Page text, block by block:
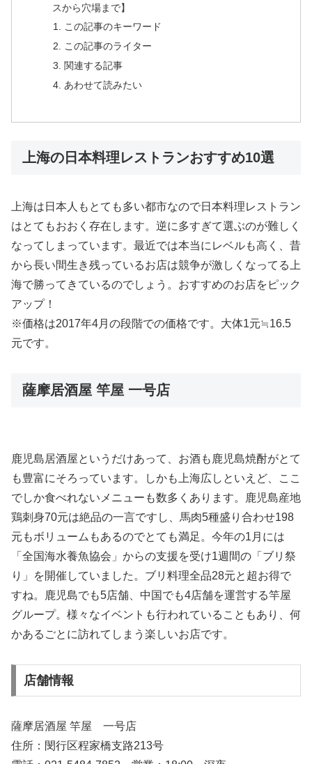
スから穴場まで】
この記事のキーワード
この記事のライター
関連する記事
あわせて読みたい
上海の日本料理レストランおすすめ10選
上海は日本人もとても多い都市なので日本料理レストラン
はとてもおおく存在します。逆に多すぎて選ぶのが難しく
なってしまっています。最近では本当にレベルも高く、昔
から長い間生き残っているお店は競争が激しくなってる上
海で勝ってきているのでしょう。おすすめのお店をピック
アップ！
※価格は2017年4月の段階での価格です。大体1元≒16.5
元です。
薩摩居酒屋 竿屋 一号店
鹿児島居酒屋というだけあって、お酒も鹿児島焼酎がとて
も豊富にそろっています。しかも上海広しといえど、ここ
でしか食べれないメニューも数多くあります。鹿児島産地
鶏刺身70元は絶品の一言ですし、馬肉5種盛り合わせ198
元もボリュームもあるのでとても満足。今年の1月には
「全国海水養魚協会」からの支援を受け1週間の「ブリ祭
り」を開催していました。ブリ料理全品28元と超お得で
すね。鹿児島でも5店舗、中国でも4店舗を運営する竿屋
グループ。様々なイベントも行われていることもあり、何
かあるごとに訪れてしまう楽しいお店です。
店舗情報
薩摩居酒屋 竿屋 一号店
住所：閔行区程家橋支路213号